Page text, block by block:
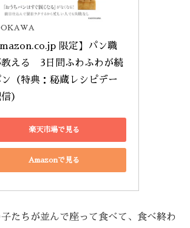
限定】パン職
教える　3日間ふわふわが続
ン（特典：秘蔵レシピデー
）
楽天市場で見る
Amazonで見る
たちが並んで座って食べて、食べ終わ